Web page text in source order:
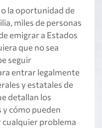
la oportunidad de
miles de personas
emigrar a Estados
que no sea
seguir
entrar legalmente
y estatales de
detallan los
cómo pueden
cualquier problema